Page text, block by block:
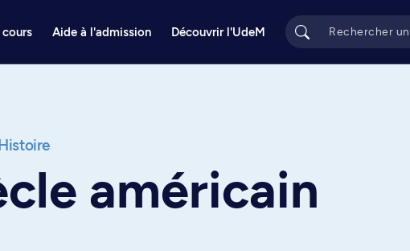
Aide à l'admission Découvrir l'UdeM
américain